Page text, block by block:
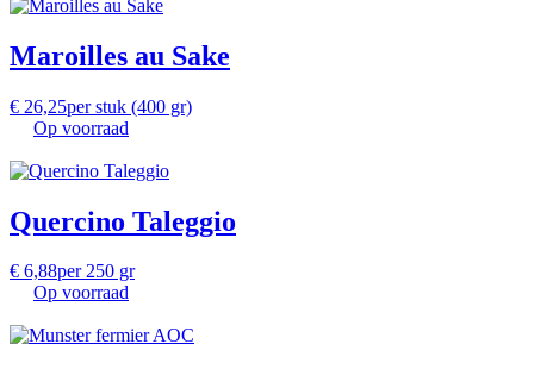
Maroilles au Sake
€ 26,25per stuk (400 gr)
Op voorraad
Quercino Taleggio
€ 6,88per 250 gr
Op voorraad